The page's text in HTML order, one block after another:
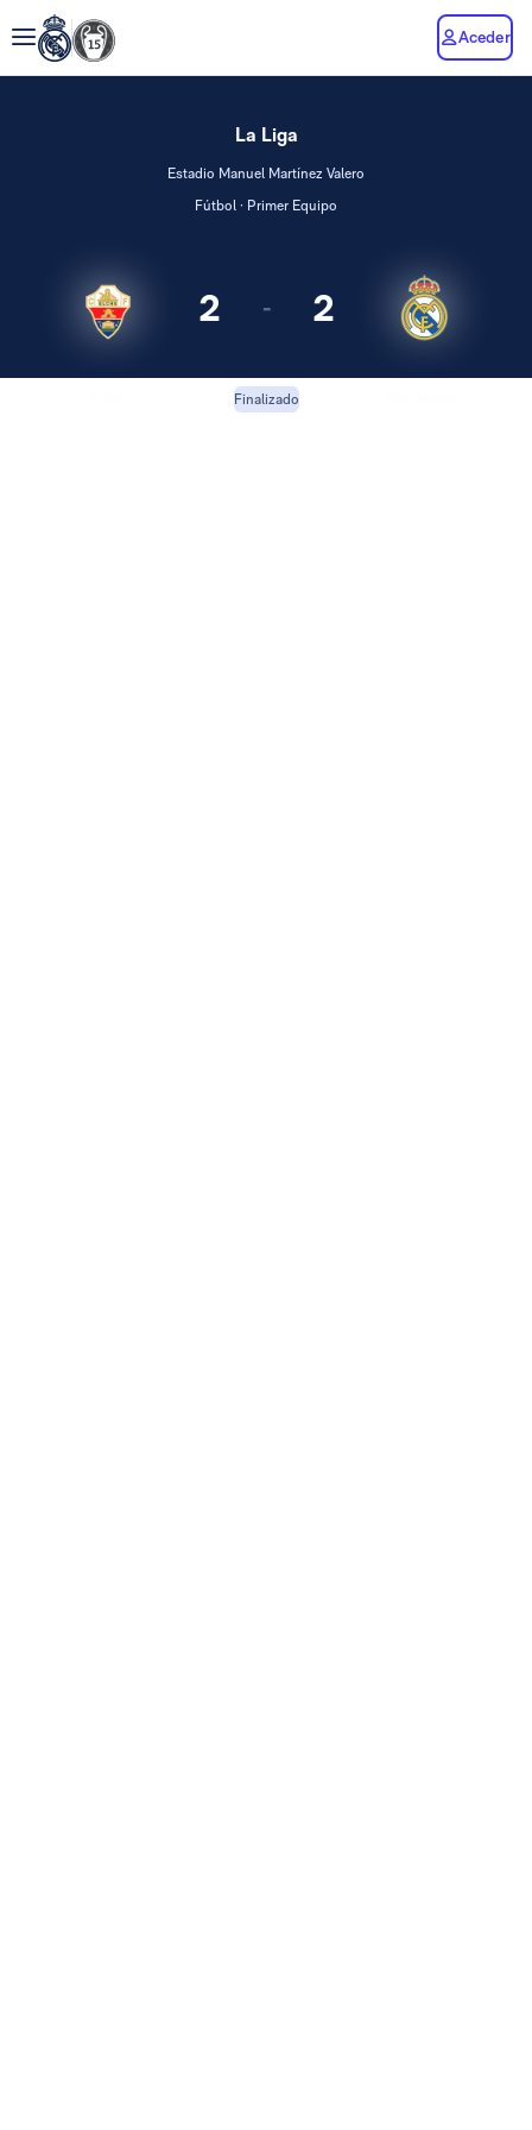
Aceder
La Liga
Estadio Manuel Martínez Valero
Fútbol · Primer Equipo
2 - 2
Finalizado